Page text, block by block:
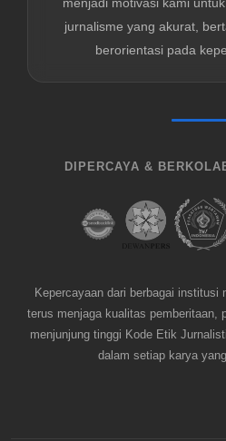
menjadi motivasi kami
jurnalisme yang akurat,
berorientasi pada
DIPERCAYA &
Kepercayaan dari berbagai
terus menjaga kualitas pemberitaan,
menjunjung tinggi Kode Etik
dalam setiap karya